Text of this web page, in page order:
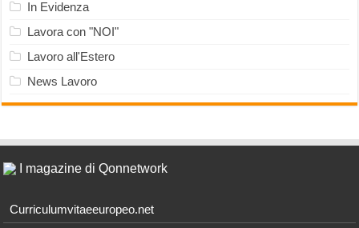
In Evidenza
Lavora con "NOI"
Lavoro all'Estero
News Lavoro
I magazine di Qonnetwork
Curriculumvitaeeuropeo.net